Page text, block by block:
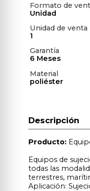
Formato de
Unidad
Unidad de venta
1
Garantía
6 Meses
Material
poliéster
Descripción
Producto:
Equipos de
todas las
terrestres,
Aplicación: